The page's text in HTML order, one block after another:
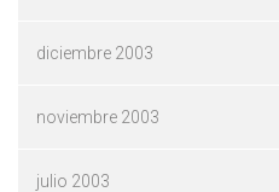
diciembre 2003
noviembre 2003
julio 2003